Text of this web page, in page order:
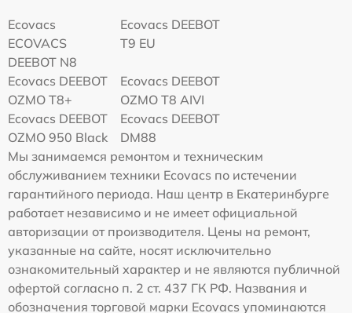
Ecovacs
ECOVACS
DEEBOT N8
Ecovacs DEEBOT
T9 EU
Ecovacs DEEBOT
OZMO T8+
Ecovacs DEEBOT
OZMO T8 AIVI
Ecovacs DEEBOT
OZMO 950 Black
Ecovacs DEEBOT
DM88
Мы занимаемся ремонтом и техническим
обслуживанием техники Ecovacs по истечении
гарантийного периода. Наш центр в Екатеринбурге
работает независимо и не имеет официальной
авторизации от производителя. Цены на ремонт,
указанные на сайте, носят исключительно
ознакомительный характер и не являются публичной
офертой согласно п. 2 ст. 437 ГК РФ. Названия и
обозначения торговой марки Ecovacs упоминаются